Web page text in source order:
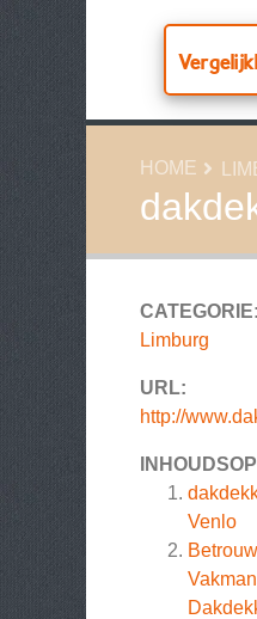
HOME
CATEGORIE:
Limburg
URL:
http://
Venlo